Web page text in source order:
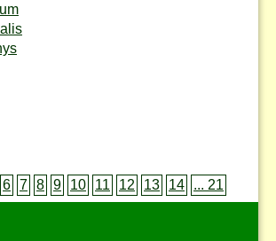
6 7 8 9 10 11 12 13 14 ... 21